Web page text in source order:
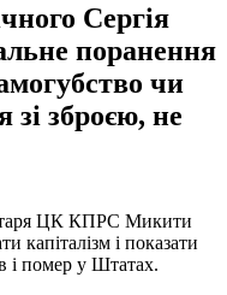
Сергія
поранення
чи
зі зброєю, не
ЦК КПРС Микити
капіталізм і показати
помер у Штатах.